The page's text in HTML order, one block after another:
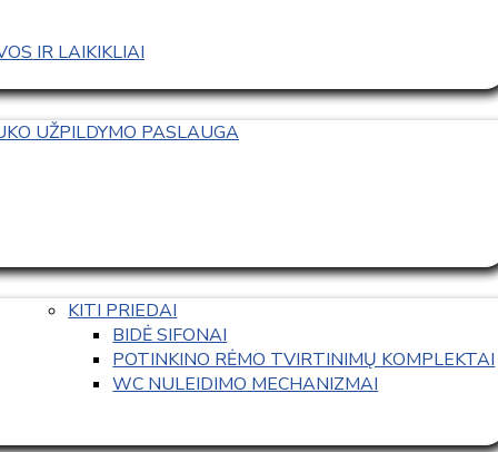
IR LAIKIKLIAI
UŽPILDYMO PASLAUGA
KITI PRIEDAI
BIDĖ SIFONAI
POTINKINO RĖMO TVIRTINIMŲ KOMPLEKTAI
WC NULEIDIMO MECHANIZMAI